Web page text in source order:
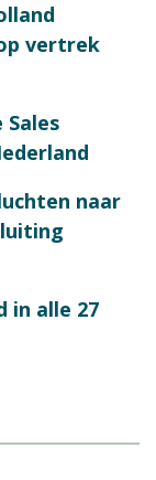
vertrek
naar
in alle 27